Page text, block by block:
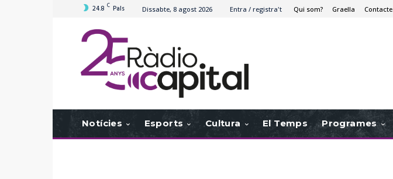
24.8 C Pals Dissabte, 8 agost 2026 Entra / registra't Qui som? Graella Contacte
Notícies Esports Cultura El Temps Programes